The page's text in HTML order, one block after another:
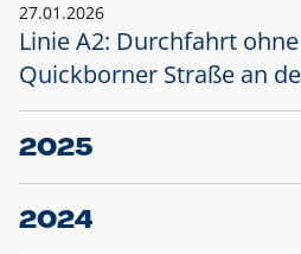
27.01.2026
Linie A2: Durchfahrt
Quickborner Straße an
2025
23.12.2025
Projekt S5: Start der
2024